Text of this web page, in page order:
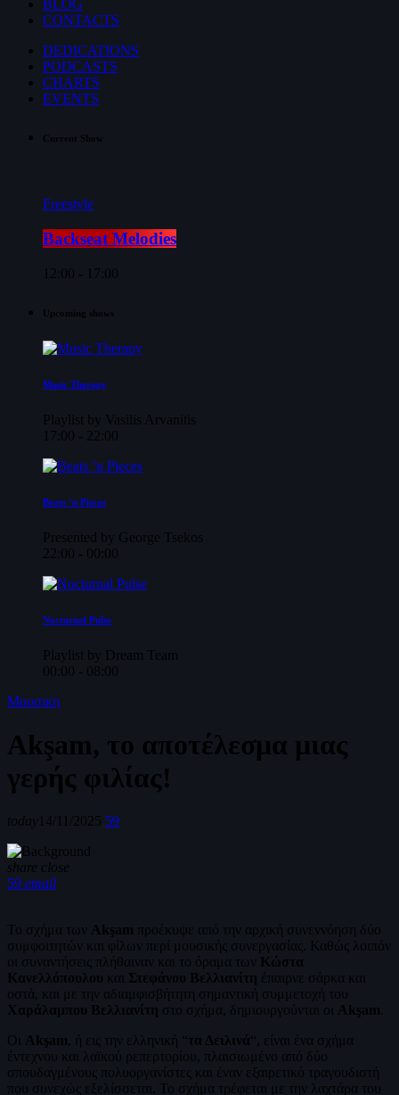
BLOG
CONTACTS
DEDICATIONS
PODCASTS
CHARTS
EVENTS
Current Show
Freestyle
Backseat Melodies
12:00 - 17:00
Upcoming shows
Music Therapy
Playlist by Vasilis Arvanitis
17:00 - 22:00
Beats ‘n Pieces
Presented by George Tsekos
22:00 - 00:00
Nocturnal Pulse
Playlist by Dream Team
00:00 - 08:00
Μουσικη
Akşam, το αποτέλεσμα μιας
γερής φιλίας!
today 14/11/2025 59
share close
59 email
Το σχήμα των Αkşam προέκυψε από την αρχική συνεννόηση δύο
συμφοιτητών και φίλων περί μουσικής συνεργασίας. Καθώς λοιπόν
οι συναντήσεις πλήθαιναν και το όραμα των Κώστα
Κανελλόπουλου και Στεφάνου Βελλιανίτη έπαιρνε σάρκα και
οστά, και με την αδιαμφισβήτητη σημαντική συμμετοχή του
Χαράλαμπου Βελλιανίτη στο σχήμα, δημιουργούνται οι Akşam
Οι Akşam, ή εις την ελληνική “τα Δειλινά“, είναι ένα σχήμα
έντεχνου και λαϊκού ρεπερτορίου, πλαισιωμένο από δύο
σπουδαγμένους πολυοργανίστες και έναν εξαιρετικό τραγουδιστή
που συνεχώς εξελίσσεται. Το σχήμα τρέφεται με την λαχτάρα του